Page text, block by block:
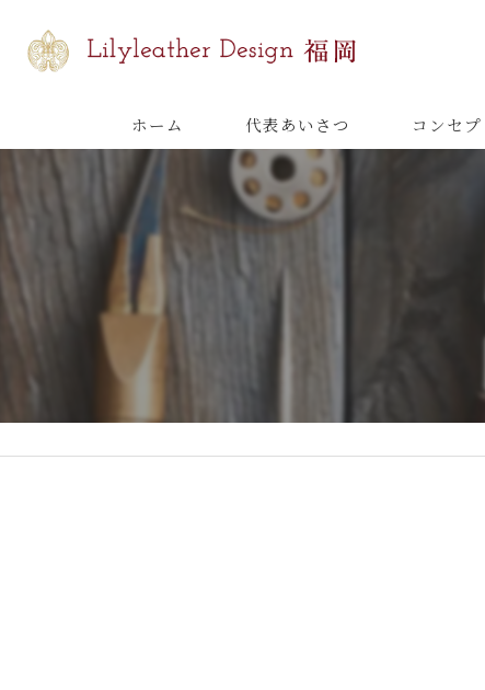
ホーム 代表あいさつ コンセプ